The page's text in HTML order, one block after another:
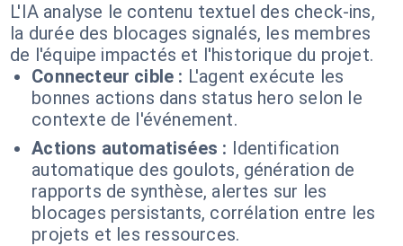
L'IA analyse le contenu textuel des check-ins,
la durée des blocages signalés, les membres
de l'équipe impactés et l'historique du projet.
Connecteur cible : L'agent exécute les
bonnes actions dans status hero selon le
contexte de l'événement.
Actions automatisées : Identification
automatique des goulots, génération de
rapports de synthèse, alertes sur les
blocages persistants, corrélation entre les
projets et les ressources.